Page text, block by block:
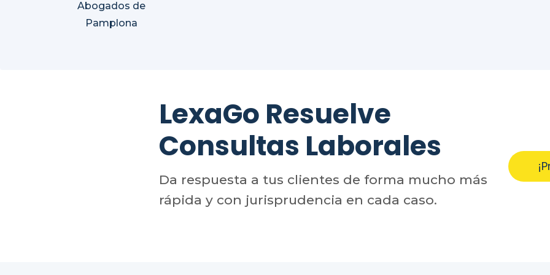
Abogados de
Pamplona
LexaGo Resuelve
Consultas Laborales
Da respuesta a tus clientes de forma mucho más
rápida y con jurisprudencia en cada caso.